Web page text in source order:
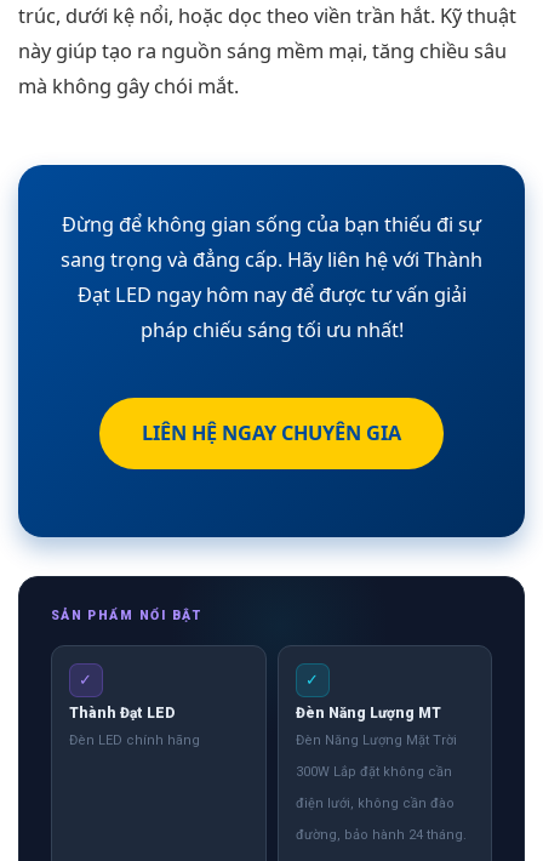
trúc, dưới kệ nổi, hoặc dọc theo viền trần hắt. Kỹ thuật
này giúp tạo ra nguồn sáng mềm mại, tăng chiều sâu
mà không gây chói mắt.
Đừng để không gian sống của bạn thiếu đi sự
sang trọng và đẳng cấp. Hãy liên hệ với Thành
Đạt LED ngay hôm nay để được tư vấn giải
pháp chiếu sáng tối ưu nhất!
LIÊN HỆ NGAY CHUYÊN GIA
SẢN PHẨM NỔI BẬT
✓
Thành Đạt LED
Đèn LED chính hãng
✓
Đèn Năng Lượng MT
Đèn Năng Lượng Mặt Trời
300W Lắp đặt không cần
điện lưới, không cần đào
đường, bảo hành 24 tháng.